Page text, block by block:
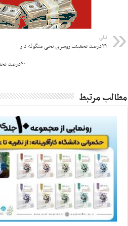
قبلی
۳۲درصد تخفیف روسری نخی منگوله دار
مطالب مرتبط